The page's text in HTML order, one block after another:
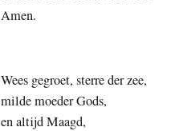
Amen.
Wees gegroet, sterre der zee,
milde moeder Gods,
en altijd Maagd,